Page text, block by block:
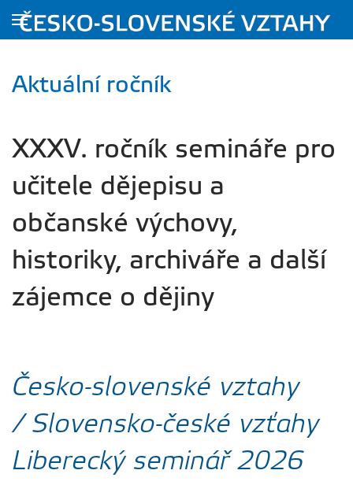
Přejít na hlavní obsah
Aktuální ročník
XXXV. ročník semináře pro
učitele dějepisu a
občanské výchovy,
historiky, archiváře a další
zájemce o dějiny
Česko-slovenské vztahy
/ Slovensko-české vzťahy
Liberecký seminář 2026